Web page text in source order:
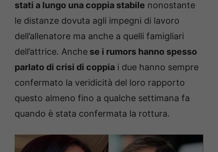
stati a lungo una coppia stabile nonostante
le distanze dovuta agli impegni di lavoro
dell’allenatore ma anche a quelli famigliari
dell’attrice. Anche se i rumors hanno spesso
parlato di crisi di coppia i due hanno sempre
confermato la veridicità del loro rapporto
questo almeno fino a qualche settimana fa
quando è stata confermata la rottura.